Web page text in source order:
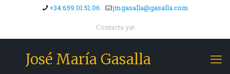
+34.659.01.51.06 jmgasalla@gasalla.com
Contacta ya!
José María Gasalla